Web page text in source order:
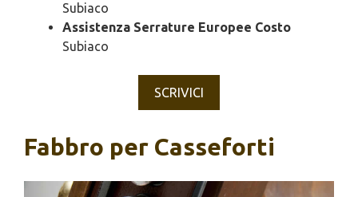
Subiaco
Assistenza Serrature Europee Costo
Subiaco
SCRIVICI
Fabbro per Casseforti